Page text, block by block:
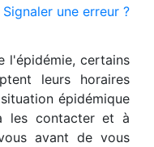
Signaler une erreur ?
l'épidémie, certains
leurs horaires
épidémique
les contacter et à
avant de vous